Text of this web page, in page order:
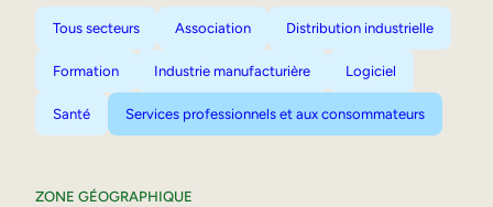
Tous secteurs Association Distribution industrielle
Formation Industrie manufacturière Logiciel
Santé Services professionnels et aux consommateurs
ZONE GÉOGRAPHIQUE